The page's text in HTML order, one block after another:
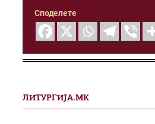
Споделете
ЛИТУРГИЈА.МК